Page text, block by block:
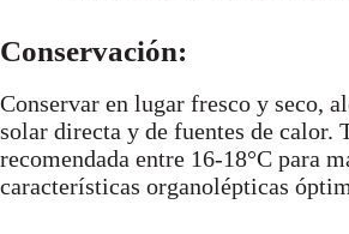
Conservación:
Conservar en lugar fresco y seco,
solar directa y de fuentes de calor.
recomendada entre 16-18°C para
características organolépticas